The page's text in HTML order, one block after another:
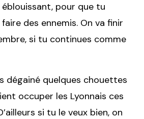
pour que tu
des ennemis. On va finir
si tu continues comme
dégainé quelques chouettes
occuper les Lyonnais ces
si tu le veux bien, on